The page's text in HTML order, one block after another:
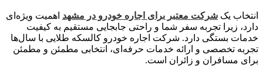
انتخاب یک شرکت معتبر برای اجاره خودرو در مشهد اهمیت ویژه‌ای
دارد، زیرا تجربه سفر شما و راحتی جابجایی مستقیم به کیفیت
خدمات بستگی دارد. شرکت اجاره خودرو کالسکه طلایی با سال‌ها
تجربه تخصصی و ارائه خدمات حرفه‌ای، انتخابی مطمئن و مطمئن
برای مسافران و زائران است.